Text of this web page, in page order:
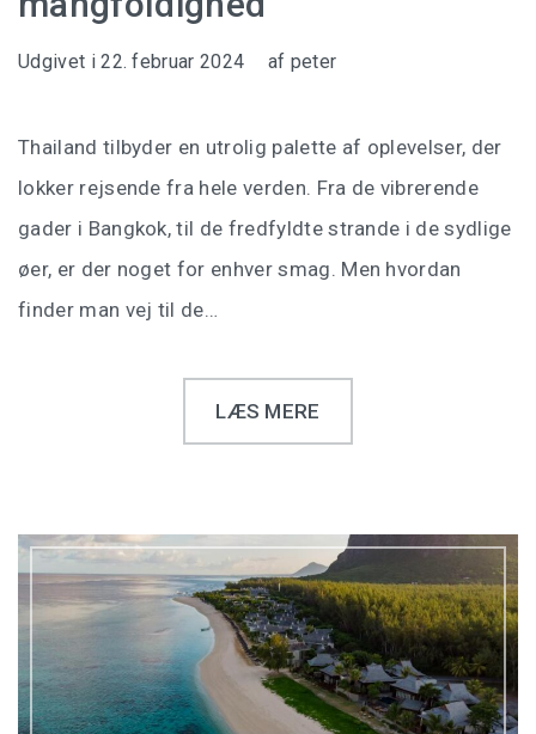
Udgivet i22. februar 2024 af peter
Thailand tilbyder en utrolig palette af oplevelser, der
lokker rejsende fra hele verden. Fra de vibrerende
gader i Bangkok, til de fredfyldte strande i de sydlige
øer, er der noget for enhver smag. Men hvordan
finder man vej til de…
LÆS MERE